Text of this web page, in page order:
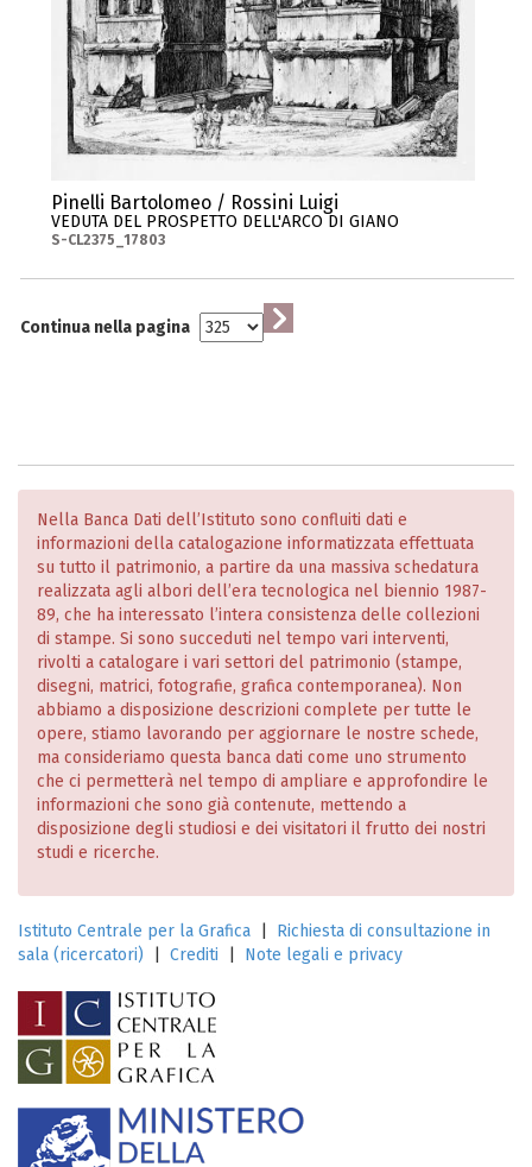
Pinelli Bartolomeo / Rossini Luigi
VEDUTA DEL PROSPETTO DELL'ARCO DI GIANO
S-CL2375_17803
Continua nella pagina
Nella Banca Dati dell’Istituto sono confluiti dati e
informazioni della catalogazione informatizzata effettuata
su tutto il patrimonio, a partire da una massiva schedatura
realizzata agli albori dell’era tecnologica nel biennio 1987-
89, che ha interessato l’intera consistenza delle collezioni
di stampe. Si sono succeduti nel tempo vari interventi,
rivolti a catalogare i vari settori del patrimonio (stampe,
disegni, matrici, fotografie, grafica contemporanea). Non
abbiamo a disposizione descrizioni complete per tutte le
opere, stiamo lavorando per aggiornare le nostre schede,
ma consideriamo questa banca dati come uno strumento
che ci permetterà nel tempo di ampliare e approfondire le
informazioni che sono già contenute, mettendo a
disposizione degli studiosi e dei visitatori il frutto dei nostri
studi e ricerche.
Istituto Centrale per la Grafica
Richiesta di consultazione in
sala (ricercatori)
Crediti Note legali e privacy